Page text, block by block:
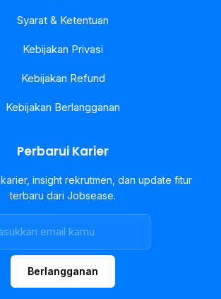
Syarat & Ketentuan
Kebijakan Privasi
Kebijakan Refund
Kebijakan Berlangganan
Perbarui Karier
insight rekrutmen, dan update fitur
terbaru dari Jobsease.
Berlangganan